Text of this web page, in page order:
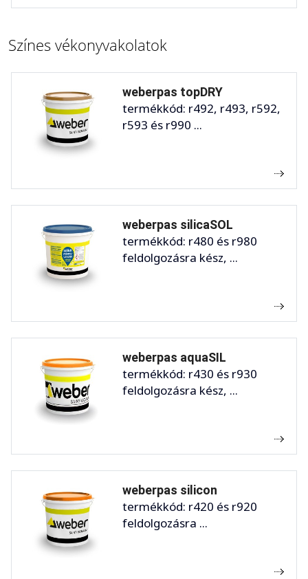
Színes vékonyvakolatok
weberpas topDRY
termékkód: r492, r493, r592,
r593 és r990 ...
weberpas silicaSOL
termékkód: r480 és r980
feldolgozásra kész, ...
weberpas aquaSIL
termékkód: r430 és r930
feldolgozásra kész, ...
weberpas silicon
termékkód: r420 és r920
feldolgozásra ...